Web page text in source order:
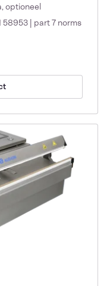
optioneel
| part 7 norms